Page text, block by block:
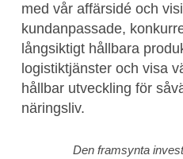
med vår affärsidé och
kundanpassade,
långsiktigt hållbara
logistiktjänster och visa
hållbar utveckling för
näringsliv.
Den framsynta